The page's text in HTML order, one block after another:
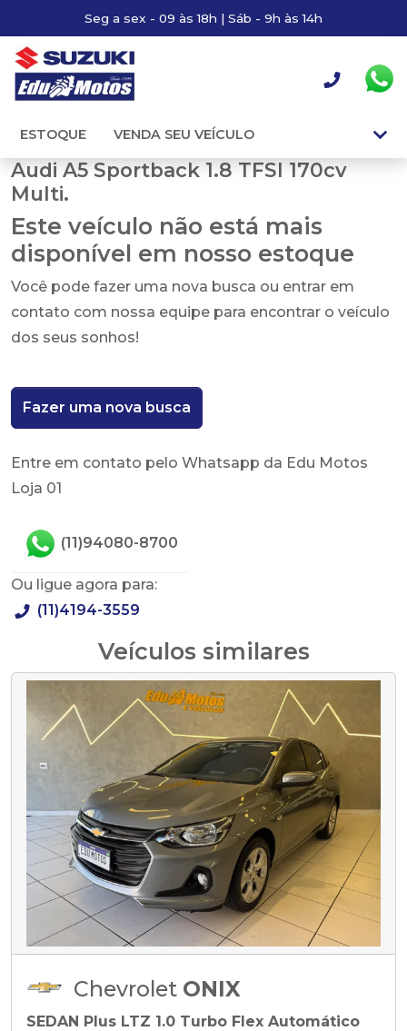
Seg a sex - 09 às 18h | Sáb - 9h às 14h
ESTOQUE VENDA SEU VEÍCULO
Audi A5 Sportback 1.8 TFSI 170cv
Multi.
Este veículo não está mais
disponível em nosso estoque
Você pode fazer uma nova busca ou entrar em
contato com nossa equipe para encontrar o veículo
dos seus sonhos!
Fazer uma nova busca
Entre em contato pelo Whatsapp da Edu Motos
Loja 01
(11)94080-8700
Ou ligue agora para:
(11)4194-3559
Veículos similares
Chevrolet ONIX
SEDAN Plus LTZ 1.0 Turbo Flex Automático